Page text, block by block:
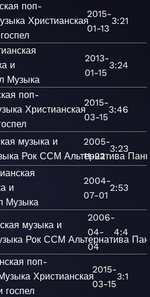
поп-
Христианская
2015-
01-13
3:21
и
Музыка
2013-
01-15
3:24
поп-
Христианская
2015-
03-15
3:46
музыка и
Рок ССМ Альтернатива Панк
2005-
11-22
3:23
и
Музыка
2004-
07-01
2:53
музыка и
Рок ССМ Альтернатива Панк
2006-
04-
04
4:4
поп-
Христианская
госпел
2015-
03-15
3:1